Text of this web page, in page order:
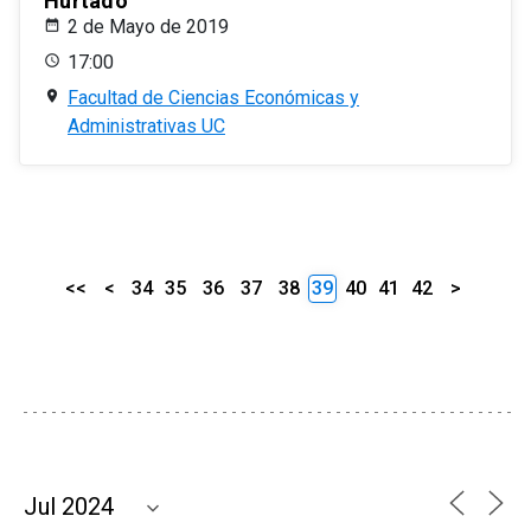
2 de Mayo de 2019
17:00
Facultad de Ciencias Económicas y
Administrativas UC
<< < 34 35 36 37 38 39 40 41 42 >